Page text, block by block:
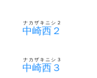
中崎西２
ナカザキニシ２
中崎西３
ナカザキニシ３